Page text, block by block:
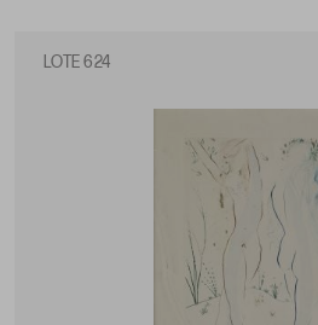
LOTE 624